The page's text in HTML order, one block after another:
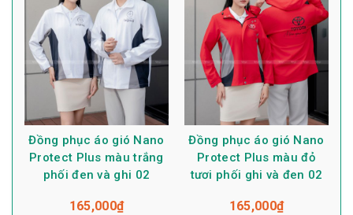
Đồng phục áo gió Nano
Protect Plus màu trắng
phối đen và ghi 02
165,000₫
Đồng phục áo gió Nano
Protect Plus màu đỏ
tươi phối ghi và đen 02
165,000₫